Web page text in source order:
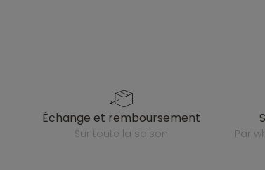
échange et remboursement
sur toute la saison
par whatsapp, e-mail ou